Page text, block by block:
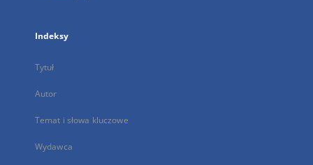
Indeksy
Tytuł
Autor
Temat i słowa kluczowe
Wydawca